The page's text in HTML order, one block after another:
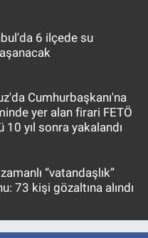
6 ilçede su
Cumhurbaşkanı'na
yer alan firari FETÖ
10 yıl sonra yakalandı
“vatandaşlık”
73 kişi gözaltına alındı